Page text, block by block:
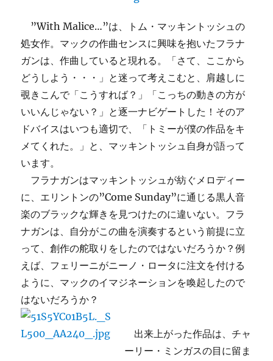
”With Malice…”は、トム・マッキントッシュの
処女作。マックの作曲センスに興味を抱いたフラナ
ガンは、作曲していると現れる。「さて、ここから
どうしよう・・・」と迷って考えこむと、肩越しに
覗きこんで「こうすれば？」「こっちの動きの方が
いいんじゃない？」と逐一ナビゲートした！そのア
ドバイスはいつも適切で、「トミーが僕の作品をキ
メてくれた。」と、マッキントッシュ自身が語って
います。
フラナガンはマッキントッシュが紡ぐメロディー
に、エリントンの”Come Sunday”に通じる黒人音
楽のブラックな輝きを見つけたのに違いない。フラ
ナガンは、自分がこの曲を演奏するという前提に立
って、創作の舵取りをしたのではないだろうか？例
えば、フェリーニがニーノ・ロータに注文を付ける
ように、マックのイマジネーションを喚起したので
はないだろうか？
出来上がった作品は、チャ
ーリー・ミンガスの目に留ま